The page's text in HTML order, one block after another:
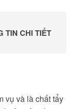
TIN CHI TIẾT
vụ và là chất tẩy